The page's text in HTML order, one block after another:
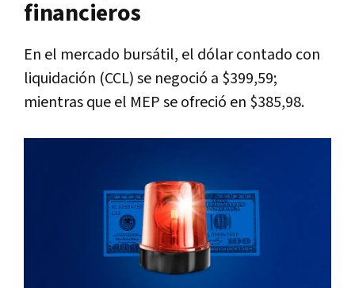
financieros
En el mercado bursátil, el dólar contado con
liquidación (CCL) se negoció a $399,59;
mientras que el MEP se ofreció en $385,98.